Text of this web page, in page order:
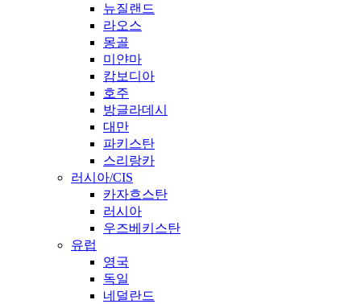
뉴질랜드
라오스
몽골
미얀마
캄보디아
호주
방글라데시
대만
파키스탄
스리랑카
러시아/CIS
카자흐스탄
러시아
우즈베키스탄
유럽
영국
독일
네덜란드